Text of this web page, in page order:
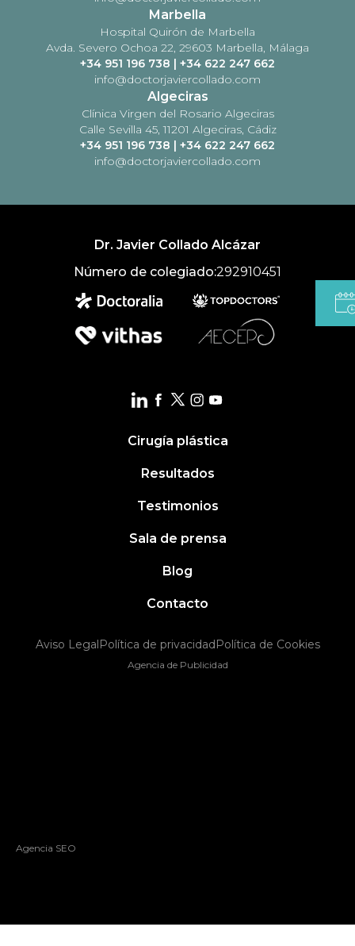
Marbella
Hospital Quirón de Marbella
Avda. Severo Ochoa 22, 29603 Marbella, Málaga
+34 951 196 738 | +34 622 247 662
info@doctorjaviercollado.com
Algeciras
Clínica Virgen del Rosario Algeciras
Calle Sevilla 45, 11201 Algeciras, Cádiz
+34 951 196 738 | +34 622 247 662
info@doctorjaviercollado.com
Dr. Javier Collado Alcázar
Número de colegiado:292910451
Cirugía plástica
Resultados
Testimonios
Sala de prensa
Blog
Contacto
Aviso LegalPolítica de privacidadPolítica de Cookies
Agencia de Publicidad
Agencia SEO